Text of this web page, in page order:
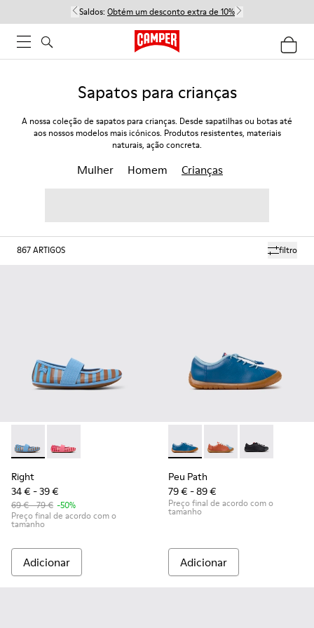
Saldos: Obtém um desconto extra de 10%
Sapatos para crianças
A nossa coleção de sapatos para crianças. Desde sapatilhas ou botas até
aos nossos modelos mais icónicos. Produtos resistentes, materiais
naturais, ação concreta.
Mulher Homem Crianças
filtro
867ARTIGOS
Right - K800696-002 - Bailarinas azuis em têxtil e pele para
Right - K800696-001
Right
34 € - 39 €
69 € - 79 € -50%
Preço final de acordo com o
tamanho
Adicionar
Peu Path - K800707-002 -
Peu Path -Peu Path -
Peu Path
79 € - 89 €
Preço final de acordo com o
tamanho
Adicionar